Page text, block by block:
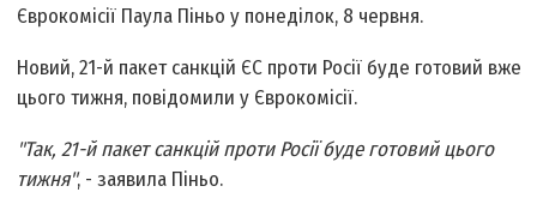
Єврокомісії Паула Піньо у понеділок, 8 червня.
Новий, 21-й пакет санкцій ЄС проти Росії буде готовий вже
цього тижня, повідомили у Єврокомісії.
"Так, 21-й пакет санкцій проти Росії буде готовий цього
тижня", - заявила Піньо.